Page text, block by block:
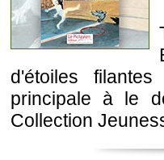
d'étoiles
principale à le
Collection